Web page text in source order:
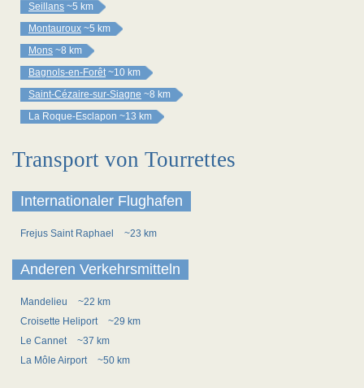
Seillans ~5 km
Montauroux ~5 km
Mons ~8 km
Bagnols-en-Forêt ~10 km
Saint-Cézaire-sur-Siagne ~8 km
La Roque-Esclapon ~13 km
Transport von Tourrettes
Internationaler Flughafen
Frejus Saint Raphael ~23 km
Anderen Verkehrsmitteln
Mandelieu
~22 km
Croisette Heliport
~29 km
Le Cannet
~37 km
La Môle Airport
~50 km